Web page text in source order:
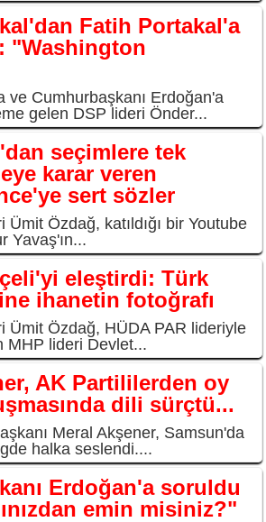
Fatih Portakal'a
"Washington
ve Cumhurbaşkanı Erdoğan'a
gelen DSP lideri Önder...
seçimlere tek
karar veren
sert sözler
Özdağ, katıldığı bir Youtube
Yavaş'ın...
eleştirdi: Türk
ihanetin fotoğrafı
Ümit Özdağ, HÜDA PAR lideriyle
MHP lideri Devlet...
AK Partililerden oy
dili sürçtü...
Meral Akşener, Samsun'da
halka seslendi....
Erdoğan'a soruldu
emin misiniz?"